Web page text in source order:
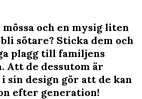
och en mysig liten
sötare? Sticka dem och
plagg till familjens
Att de dessutom är
sin design gör att de kan
efter generation!